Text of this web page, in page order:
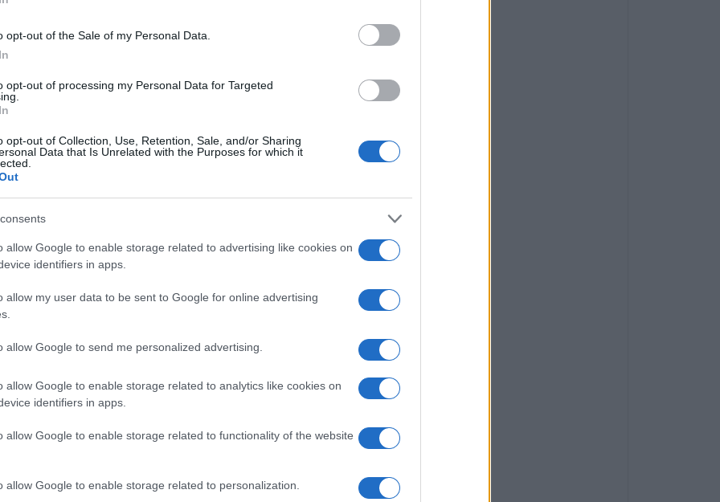
opt-out of the Sale of my Personal Data.
opt-out of processing my Personal Data for Targeted
opt-out of Collection, Use, Retention, Sale, and/or Sharing
Data that Is Unrelated with the Purposes for which it
allow Google to enable storage related to advertising like cookies on
identifiers in apps.
allow my user data to be sent to Google for online advertising
allow Google to send me personalized advertising.
allow Google to enable storage related to analytics like cookies on
identifiers in apps.
allow Google to enable storage related to functionality of the website
allow Google to enable storage related to personalization.
Πολιτισμού στις 17 Δεκεμβρίου
και προσέφυγε στον Συνήγορο του
ίδιους, ο Συνήγορος του Πολίτη απέστειλε
δόθηκε τελικά στις 19 Μαΐου 2026. Η ομάδα
αναφορά περί προηγούμενης προσωπικής
που απορρίπτει ως ανακριβή.
Αρχαιοτήτων Κέρκυρας έχει ήδη
πλέον το βάρος των εξηγήσεων στο
που χειρίζονται το έργο.
ακόμη ζητήματα ευρύτερου σχεδιασμού: η τύχη
μετώπου, η πιθανότητα απαλλοτρίωσής του, η
της λαϊκής αγοράς εκτός μνημειακού
υπερασπιστές της πολιορκίας του 1716. Οι
της Παλιάς Πόλης, μνημείου παγκόσμιας
ενός χώρου που καθημερινά διασχίζουν κάτοικοι
στη Βουλή, όπου θα αποσαφηνιστεί εάν τα έργα
παράτασης ή νέου σχεδιασμού.
της Ενημέρωσης. Έχει σπουδάσει και